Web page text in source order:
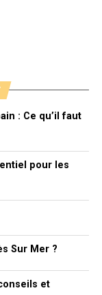
: Ce qu’il faut
pour les
Sur Mer ?
et